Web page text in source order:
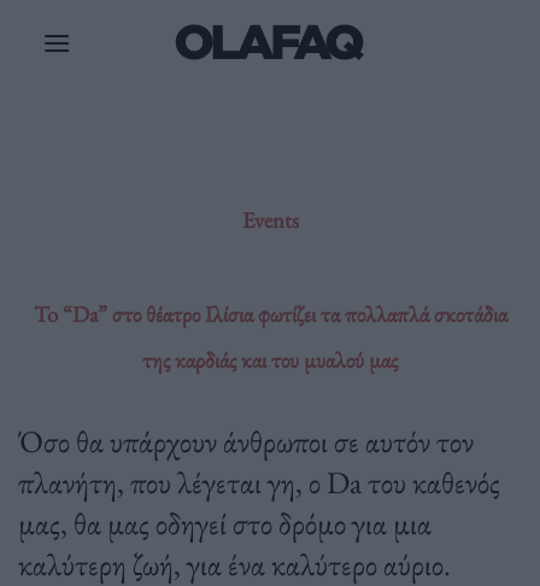
Events
To “Da” στο θέατρο Ιλίσια φωτίζει τα πολλαπλά σκοτάδια
της καρδιάς και του μυαλού μας
Όσο θα υπάρχουν άνθρωποι σε αυτόν τον
πλανήτη, που λέγεται γη, ο Da του καθενός
μας, θα μας οδηγεί στο δρόμο για μια
καλύτερη ζωή, για ένα καλύτερο αύριο.